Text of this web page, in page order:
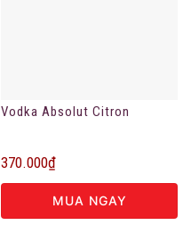
Vodka Absolut Citron
370.000₫
MUA NGAY